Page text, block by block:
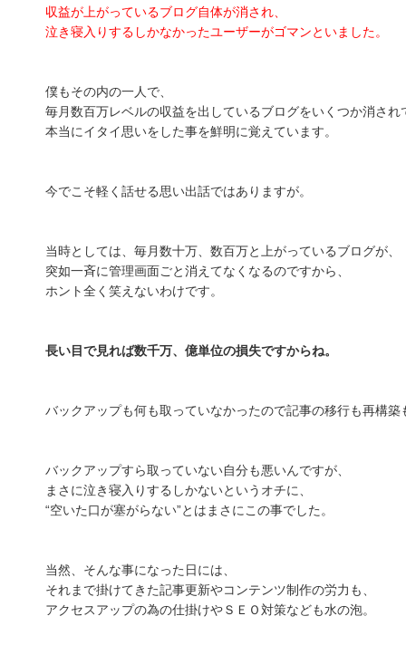
収益が上がっているブログ自体が消され、
泣き寝入りするしかなかったユーザーがゴマンといました。
僕もその内の一人で、
毎月数百万レベルの収益を出しているブログをいくつか消され
本当にイタイ思いをした事を鮮明に覚えています。
今でこそ軽く話せる思い出話ではありますが。
当時としては、毎月数十万、数百万と上がっているブログが、
突如一斉に管理画面ごと消えてなくなるのですから、
ホント全く笑えないわけです。
長い目で見れば数千万、億単位の損失ですからね。
バックアップも何も取っていなかったので記事の移行も再構築
バックアップすら取っていない自分も悪いんですが、
まさに泣き寝入りするしかないというオチに、
“空いた口が塞がらない”とはまさにこの事でした。
当然、そんな事になった日には、
それまで掛けてきた記事更新やコンテンツ制作の労力も、
アクセスアップの為の仕掛けやＳＥＯ対策なども水の泡。